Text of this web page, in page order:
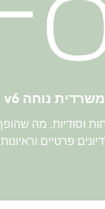
וסודיות, מה
פרטיים וראיונות